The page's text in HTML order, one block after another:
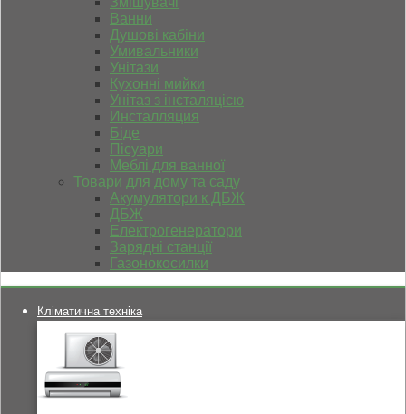
Ванни
Душові кабіни
Умивальники
Унітази
Кухонні мийки
Унітаз з інсталяцією
Инсталляция
Біде
Пісуари
Меблі для ванної
Товари для дому та саду
Акумулятори к ДБЖ
ДБЖ
Електрогенератори
Зарядні станції
Газонокосилки
Кліматична техніка